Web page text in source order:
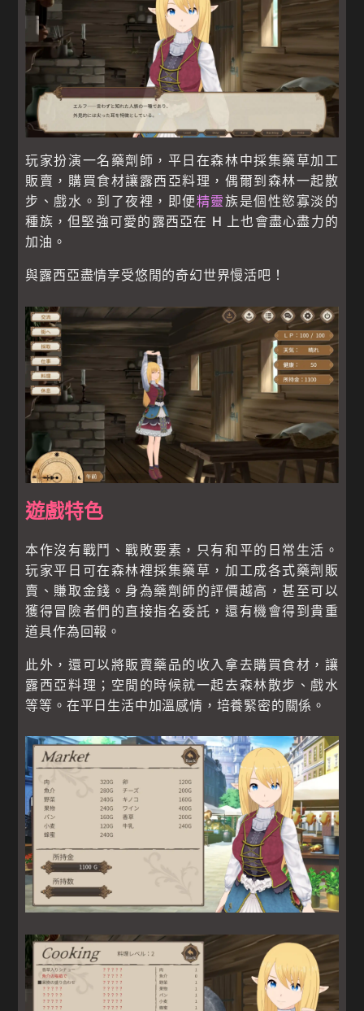
玩家扮演一名藥劑師，平日在森林中採集藥草加工
販賣，購買食材讓露西亞料理，偶爾到森林一起散
步、戲水。到了夜裡，即便精靈族是個性慾寡淡的
種族，但堅強可愛的露西亞在 H 上也會盡心盡力的
加油。
與露西亞盡情享受悠閒的奇幻世界慢活吧！
遊戲特色
本作沒有戰鬥、戰敗要素，只有和平的日常生活。
玩家平日可在森林裡採集藥草，加工成各式藥劑販
賣、賺取金錢。身為藥劑師的評價越高，甚至可以
獲得冒險者們的直接指名委託，還有機會得到貴重
道具作為回報。
此外，還可以將販賣藥品的收入拿去購買食材，讓
露西亞料理；空閒的時候就一起去森林散步、戲水
等等。在平日生活中加溫感情，培養緊密的關係。